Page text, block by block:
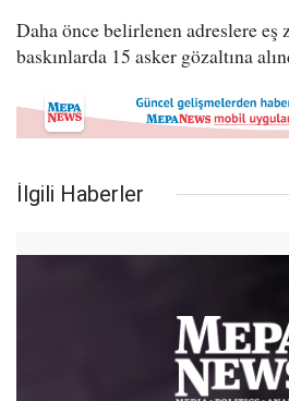
Daha önce belirlenen adreslere eş
baskınlarda 15 asker gözaltına
İlgili Haberler